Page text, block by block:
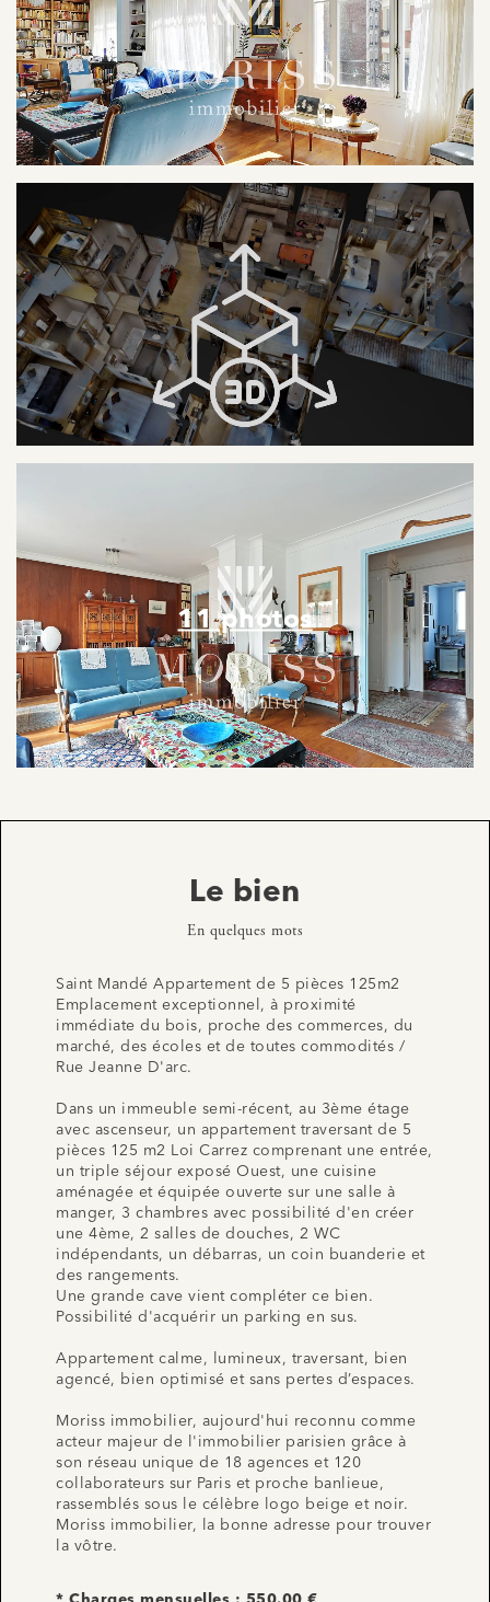
11 photos
Le bien
En quelques mots
Saint Mandé Appartement de 5 pièces 125m2
Emplacement exceptionnel, à proximité
immédiate du bois, proche des commerces, du
marché, des écoles et de toutes commodités /
Rue Jeanne D'arc.
Dans un immeuble semi-récent, au 3ème étage
avec ascenseur, un appartement traversant de 5
pièces 125 m2 Loi Carrez comprenant une entrée,
un triple séjour exposé Ouest, une cuisine
aménagée et équipée ouverte sur une salle à
manger, 3 chambres avec possibilité d'en créer
une 4ème, 2 salles de douches, 2 WC
indépendants, un débarras, un coin buanderie et
des rangements.
Une grande cave vient compléter ce bien.
Possibilité d'acquérir un parking en sus.
Appartement calme, lumineux, traversant, bien
agencé, bien optimisé et sans pertes d’espaces.
Moriss immobilier, aujourd'hui reconnu comme
acteur majeur de l'immobilier parisien grâce à
son réseau unique de 18 agences et 120
collaborateurs sur Paris et proche banlieue,
rassemblés sous le célèbre logo beige et noir.
Moriss immobilier, la bonne adresse pour trouver
la vôtre.